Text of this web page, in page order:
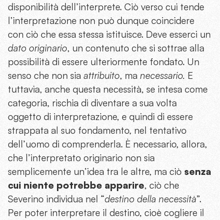
disponibilità dell’interprete. Ciò verso cui tende
l’interpretazione non può dunque coincidere
con ciò che essa stessa istituisce. Deve esserci un
dato originario, un contenuto che si sottrae alla
possibilità di essere ulteriormente fondato. Un
senso che non sia attribuito, ma necessario. E
tuttavia, anche questa necessità, se intesa come
categoria, rischia di diventare a sua volta
oggetto di interpretazione, e quindi di essere
strappata al suo fondamento, nel tentativo
dell’uomo di comprenderla. È necessario, allora,
che l’interpretato originario non sia
semplicemente un’idea tra le altre, ma ciò senza
cui niente potrebbe apparire, ciò che
Severino individua nel “destino della necessità”.
Per poter interpretare il destino, cioè cogliere il